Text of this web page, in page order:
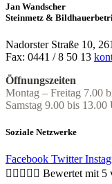
Jan Wandscher
Steinmetz &
Nadorster Straße 10,
Fax: 0441 / 8 50 13
Öffnungszeiten
Montag – Freitag 7.00
Samstag 9.00 bis 13.00
Soziale Netzwerke
Facebook Twitter
     Bewertet mit 5